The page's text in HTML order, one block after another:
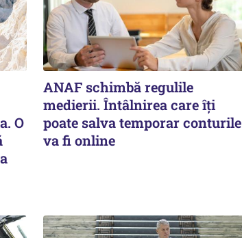
O
ANAF schimbă regulile
medierii. Întâlnirea care îți
poate salva temporar conturile
va fi online